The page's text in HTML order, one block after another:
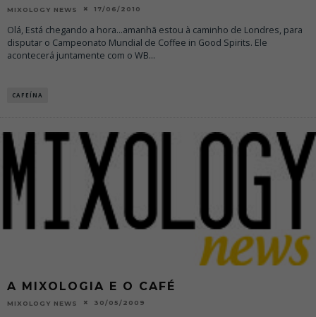
MIXOLOGY NEWS 17/06/2010
Olá, Está chegando a hora...amanhã estou à caminho de Londres, para
disputar o Campeonato Mundial de Coffee in Good Spirits. Ele
acontecerá juntamente com o WB...
CAFEÍNA
A MIXOLOGIA E O CAFÉ
MIXOLOGY NEWS 30/05/2009